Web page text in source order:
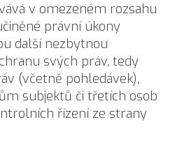
v omezeném rozsahu
právní úkony
další nezbytnou
svých práv, tedy
(včetně pohledávek),
subjektů či třetích osob
řízení ze strany